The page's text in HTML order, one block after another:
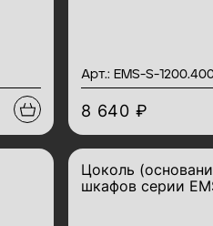
Арт.: EMS-S-
8 640 ₽
Цоколь
шкафов серии